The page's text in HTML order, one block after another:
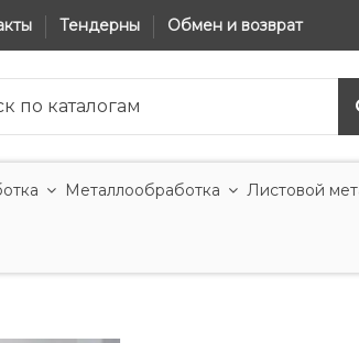
Тендерны Обмен и возврат
Металлообработка Листовой